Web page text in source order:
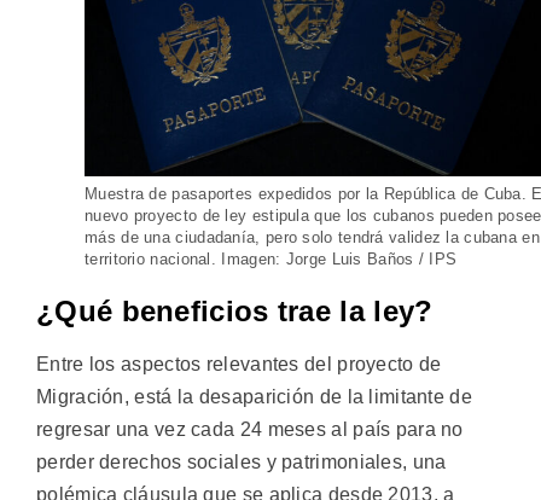
Muestra de pasaportes expedidos por la República de Cuba.
nuevo proyecto de ley estipula que los cubanos pueden
más de una ciudadanía, pero solo tendrá validez la cubana en
territorio nacional. Imagen: Jorge Luis Baños / IPS
¿Qué beneficios trae la ley?
Entre los aspectos relevantes del proyecto de
Migración, está la desaparición de la limitante de
regresar una vez cada 24 meses al país para no
perder derechos sociales y patrimoniales, una
polémica cláusula que se aplica desde 2013, a